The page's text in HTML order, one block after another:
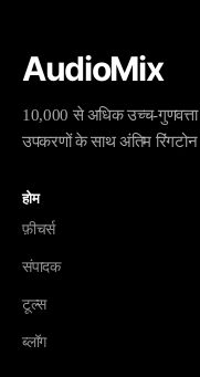
AudioMix
10,000 से अधिक उच्च-गुणवत्ता
उपकरणों के साथ अंतिम रिंगटोन
होम
फ़ीचर्स
संपादक
टूल्स
ब्लॉग